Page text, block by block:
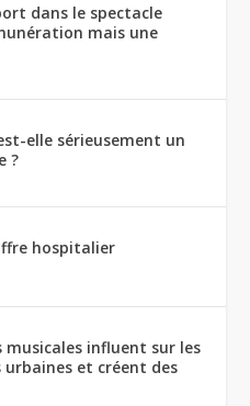
dans le spectacle
mais une
elle sérieusement un
?
hospitalier
musicales influent sur les
et créent des